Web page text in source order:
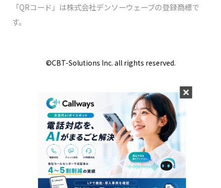
「QRコード」は株式会社デンソーウェーブの登録商標で
す。
©️CBT-Solutions Inc. all rights reserved.